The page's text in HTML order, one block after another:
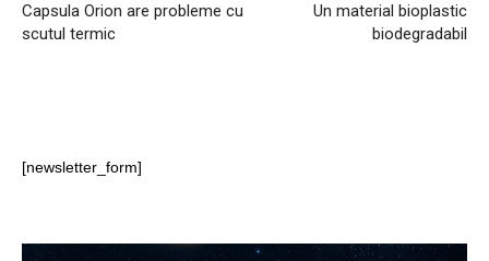
Capsula Orion are probleme cu
scutul termic
Un material bioplastic
biodegradabil
[newsletter_form]